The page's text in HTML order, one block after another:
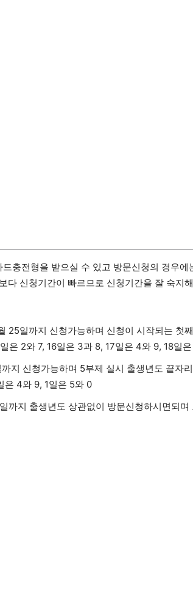
충전형을 받으실 수 있고 방문신청의 경우에
다 신청기간이 빠르므로 신청기간을 잘 숙지
25일까지 신청가능하며 신청이 시작되는 첫
은 2와 7, 16일은 3과 8, 17일은 4와 9, 18일
지 신청가능하며 5부제 실시 출생년도 끝자
은 4와 9, 1일은 5와 0
지 출생년도 상관없이 방문신청하시면되며